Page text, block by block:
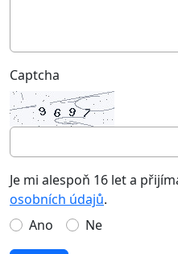
Captcha
Je mi alespoň 16 let a
osobních údajů.
Ano
Ne